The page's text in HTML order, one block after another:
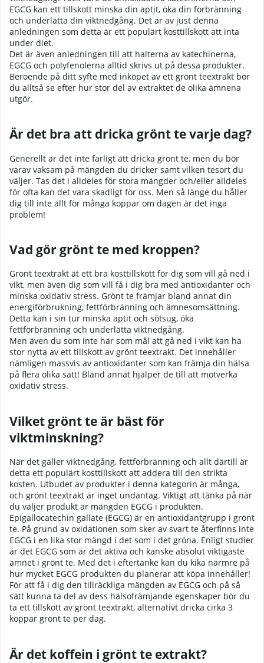
EGCG kan ett tillskott minska din aptit, öka din förbränning
och underlätta din viktnedgång. Det är av just denna
anledningen som detta är ett populärt kosttillskott att inta
under diet.
Det är även anledningen till att halterna av katechinerna,
EGCG och polyfenolerna alltid skrivs ut på dessa produkter.
Beroende på ditt syfte med inköpet av ett grönt teextrakt bör
du alltså se efter hur stor del av extraktet de olika ämnena
utgör.
Är det bra att dricka grönt te varje dag?
Generellt är det inte farligt att dricka grönt te, men du bör
varav vaksam på mängden du dricker samt vilken tesort du
väljer. Tas det i alldeles för stora mängder och/eller alldeles
för ofta kan det vara skadligt för oss. Men så länge du håller
dig till inte allt för många koppar om dagen är det inga
problem!
Vad gör grönt te med kroppen?
Grönt teextrakt ät ett bra kosttillskott för dig som vill gå ned i
vikt, men även dig som vill få i dig bra med antioxidanter och
minska oxidativ stress. Grönt te främjar bland annat din
energiförbrukning, fettförbränning och ämnesomsättning.
Detta kan i sin tur minska aptit och sötsug, öka
fettförbränning och underlätta viktnedgång.
Men även du som inte har som mål att gå ned i vikt kan ha
stor nytta av ett tillskott av grönt teextrakt. Det innehåller
nämligen massvis av antioxidanter som kan främja din hälsa
på flera olika sätt! Bland annat hjälper de till att motverka
oxidativ stress.
Vilket grönt te är bäst för
viktminskning?
När det gäller viktnedgång, fettförbränning och allt därtill är
detta ett populärt kosttillskott att addera till den strikta
kosten. Utbudet av produkter i denna kategorin är många,
och grönt teextrakt är inget undantag. Viktigt att tänka på när
du väljer produkt är mängden EGCG i produkten.
Epigallocatechin gallate (EGCG) är en antioxidantgrupp i grönt
te. På grund av oxidationen som sker av svart te återfinns inte
EGCG i en lika stor mängd i det som i det gröna. Enligt studier
är det EGCG som är det aktiva och kanske absolut viktigaste
ämnet i grönt te. Med det i eftertanke kan du kika närmre på
hur mycket EGCG produkten du planerar att köpa innehåller!
För att få i dig den tillräckliga mängden av EGCG och på så
sätt kunna ta del av dess hälsofrämjande egenskaper bör du
ta ett tillskott av grönt teextrakt, alternativt dricka cirka 3
koppar grönt te per dag.
Är det koffein i grönt te extrakt?